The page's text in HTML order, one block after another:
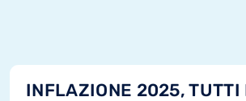
INFLAZIONE 2025, TUTTI